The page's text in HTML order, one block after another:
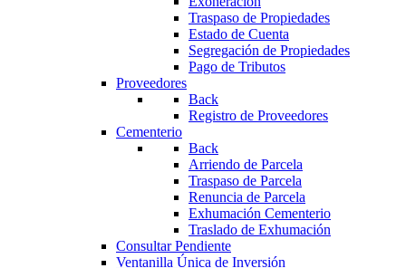
Traspaso de Propiedades
Estado de Cuenta
Segregación de Propiedades
Pago de Tributos
Proveedores
Back
Registro de Proveedores
Cementerio
Back
Arriendo de Parcela
Traspaso de Parcela
Renuncia de Parcela
Exhumación Cementerio
Traslado de Exhumación
Consultar Pendiente
Ventanilla Única de Inversión